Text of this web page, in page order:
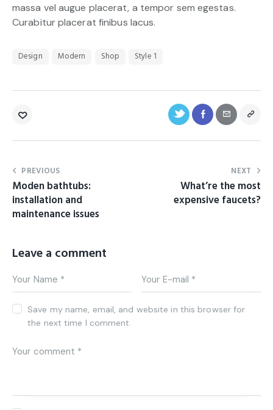
massa vel augue placerat, a tempor sem egestas.
Curabitur placerat finibus lacus.
Design Modern Shop Style 1
PREVIOUS
Moden bathtubs:
installation and
maintenance issues
NEXT
What’re the most
expensive faucets?
Leave a comment
Save my name, email, and website in this browser for
the next time I comment.